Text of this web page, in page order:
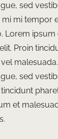
sed
mi tempor
Lorem
Proin
sed
et